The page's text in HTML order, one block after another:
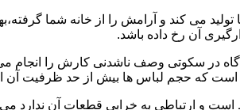
می کند و آرامش را از خانه شما
آن رخ داده باشد.
در سکوتی وصف ناشدنی کارش را انجام
است که حجم لباس ها بیش از حد ظرفیت
است و ارتباطی به خرابی قطعات آن